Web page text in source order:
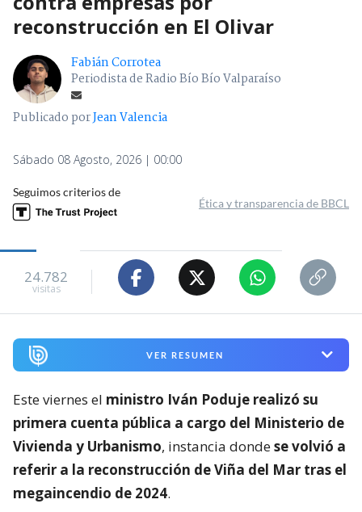
reconstrucción en El Olivar
Fabián Corrotea
Periodista de Radio Bío Bío Valparaíso
Publicado porJean Valencia
Sábado 08 Agosto, 2026 | 00:00
Seguimos criterios de
Ética y transparencia de BBCL
24.782
visitas
VER RESUMEN
Este viernes el ministro Iván Poduje realizó su
primera cuenta pública a cargo del Ministerio de
Vivienda y Urbanismo, instancia dondese volvió a
referir a la reconstrucción de Viña del Mar tras el
megaincendio de 2024.